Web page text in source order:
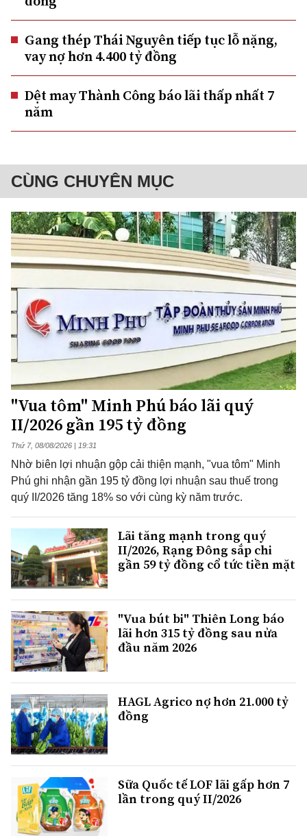
Gang thép Thái Nguyên tiếp tục lỗ nặng,
vay nợ hơn 4.400 tỷ đồng
Dệt may Thành Công báo lãi thấp nhất 7
năm
CÙNG CHUYÊN MỤC
"Vua tôm" Minh Phú báo lãi quý
II/2026 gần 195 tỷ đồng
Thứ 7, 08/08/2026 | 19:31
Nhờ biên lợi nhuận gộp cải thiện mạnh, "vua tôm" Minh
Phú ghi nhận gần 195 tỷ đồng lợi nhuận sau thuế trong
quý II/2026 tăng 18% so với cùng kỳ năm trước.
Lãi tăng mạnh trong quý
II/2026, Rạng Đông sắp chi
gần 59 tỷ đồng cổ tức tiền mặt
"Vua bút bi" Thiên Long báo
lãi hơn 315 tỷ đồng sau nửa
đầu năm 2026
HAGL Agrico nợ hơn 21.000 tỷ
đồng
Sữa Quốc tế LOF lãi gấp hơn 7
lần trong quý II/2026